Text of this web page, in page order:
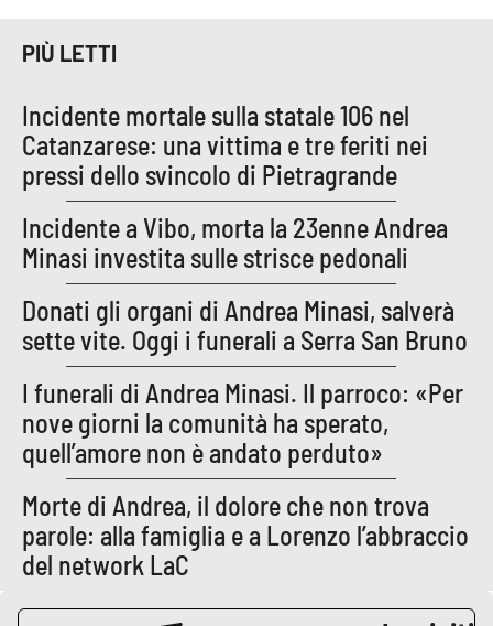
Reggio Calabria
Cosenza
Lamezia Terme
PROGETTI
SPECIALI
Buona Sanità Calabria
CALABRIAVISIONE
Destinazioni
Eventi
PIÙ LETTI
Incidente mortale sulla statale 106 nel
Catanzarese: una vittima e tre feriti nei
pressi dello svincolo di Pietragrande
Incidente a Vibo, morta la 23enne Andrea
Minasi investita sulle strisce pedonali
Donati gli organi di Andrea Minasi, salverà
sette vite. Oggi i funerali a Serra San Bruno
I funerali di Andrea Minasi. Il parroco: «Per
nove giorni la comunità ha sperato,
quell’amore non è andato perduto»
Morte di Andrea, il dolore che non trova
parole: alla famiglia e a Lorenzo l’abbraccio
del network LaC